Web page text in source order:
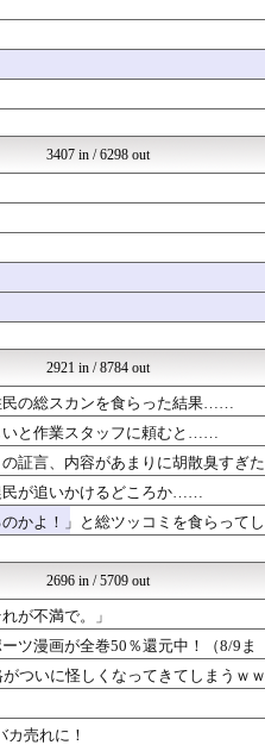
韓国ニュース反応まとめ
ニチカン！
婚外ちゃんねる
婚外ちゃんねる
ベイスターズNEWS
もきゅ速(*´ω`*)人(...
育児板拾い読み
坂道情報通～乃木坂46まと...
おーるじゃんる
【サッカー まとめ】サカラ...
VIPPER速報
結婚・恋愛ニュースぷらす
なんJミュージアム
海外の反応スポーツ
婚外ちゃんねる
婚外ちゃんねる
ウマ娘うまぴょい速報
ラビット速報
不思議.net - 5ch...
おいしいまとめ
いたしん！
世界はグーチョキパー
知りタイムズ
まとめABC
3407 in / 6298 out
2921 in / 8784 out
民の総スカンを食らった結果……
いと作業スタッフに頼むと……
証言、内容があまりに胡散臭すぎた
民が追いかけるどころか……
かよ！」と総ツッコミを食らってし
2696 in / 5709 out
が不満で。」
ツ漫画が全巻50％還元中！（8/9ま
ついに怪しくなってきてしまうｗｗ
売れに！